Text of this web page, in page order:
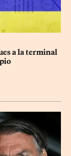
a la terminal